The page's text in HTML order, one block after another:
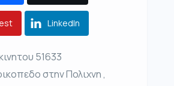
LinkedIn
51633
στην Πολιχνη ,